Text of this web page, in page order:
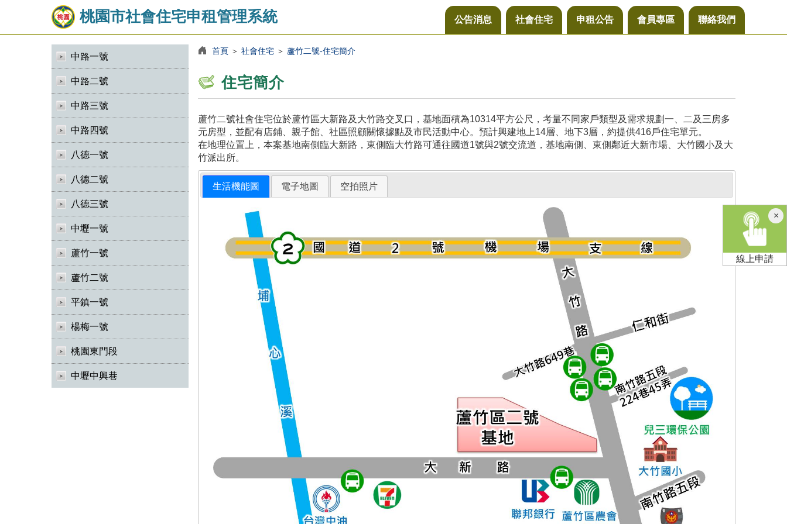
桃園市社會住宅申租管理系統 公告消息 社會住宅 申租公告 會員專區 聯絡我們
中路一號
中路二號
中路三號
中路四號
八德一號
八德二號
八德三號
中壢一號
蘆竹一號
蘆竹二號
平鎮一號
楊梅一號
桃園東門段
中壢中興巷
首頁＞ 社會住宅＞ 蘆竹二號-住宅簡介
住宅簡介
蘆竹二號社會住宅位於蘆竹區大新路及大竹路交叉口，基地面積為10314平方公尺，考量不同家戶類型及需求規劃一、二及三房多
元房型，並配有店鋪、親子館、社區照顧關懷據點及市民活動中心。預計興建地上14層、地下3層，約提供416戶住宅單元。
在地理位置上，本案基地南側臨大新路，東側臨大竹路可通往國道1號與2號交流道，基地南側、東側鄰近大新市場、大竹國小及大
竹派出所。
生活機能圖 電子地圖 空拍照片
×關
閉
線上申請